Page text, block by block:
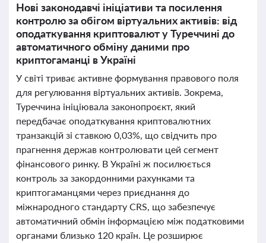
Нові законодавчі ініціативи та посилення
контролю за обігом віртуальних активів: від
оподаткування криптовалют у Туреччині до
автоматичного обміну даними про
криптогаманці в Україні
У світі триває активне формування правового поля
для регулювання віртуальних активів. Зокрема,
Туреччина ініціювала законопроєкт, який
передбачає оподаткування криптовалютних
транзакцій зі ставкою 0,03%, що свідчить про
прагнення держав контролювати цей сегмент
фінансового ринку. В Україні ж посилюється
контроль за закордонними рахунками та
криптогаманцями через приєднання до
міжнародного стандарту CRS, що забезпечує
автоматичний обмін інформацією між податковими
органами близько 120 країн. Це розширює